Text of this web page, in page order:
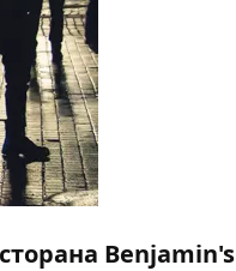
Benjamin's